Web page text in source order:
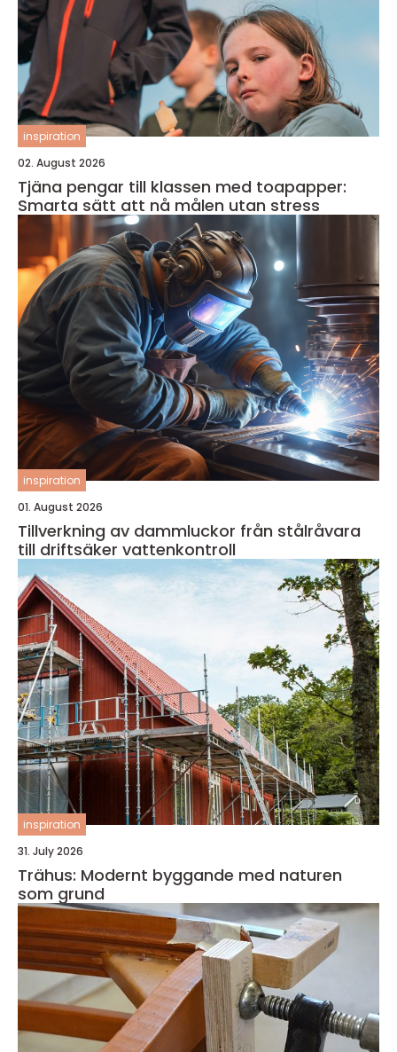
inspiration
02. August 2026
Tjäna pengar till klassen med toapapper:
Smarta sätt att nå målen utan stress
inspiration
01. August 2026
Tillverkning av dammluckor från stålråvara
till driftsäker vattenkontroll
inspiration
31. July 2026
Trähus: Modernt byggande med naturen
som grund